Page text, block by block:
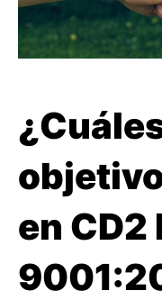
Buscar
en CD2